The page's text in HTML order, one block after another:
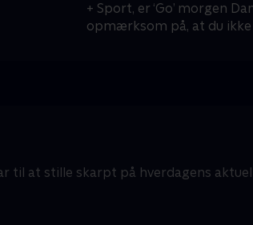
+ Sport, er ‘Go’ morgen
opmærksom på, at du ikke
til at stille skarpt på hverdagens